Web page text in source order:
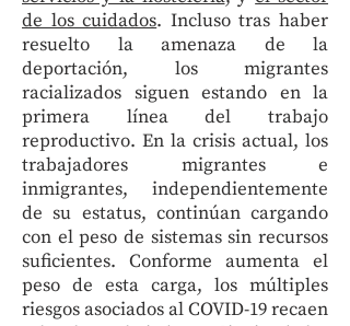
de los cuidados. Incluso tras haber
resuelto la amenaza de la
deportación, los migrantes
racializados siguen estando en la
primera línea del trabajo
reproductivo. En la crisis actual, los
trabajadores migrantes e
inmigrantes, independientemente
de su estatus, continúan cargando
con el peso de sistemas sin recursos
suficientes. Conforme aumenta el
peso de esta carga, los múltiples
riesgos asociados al COVID-19 recaen